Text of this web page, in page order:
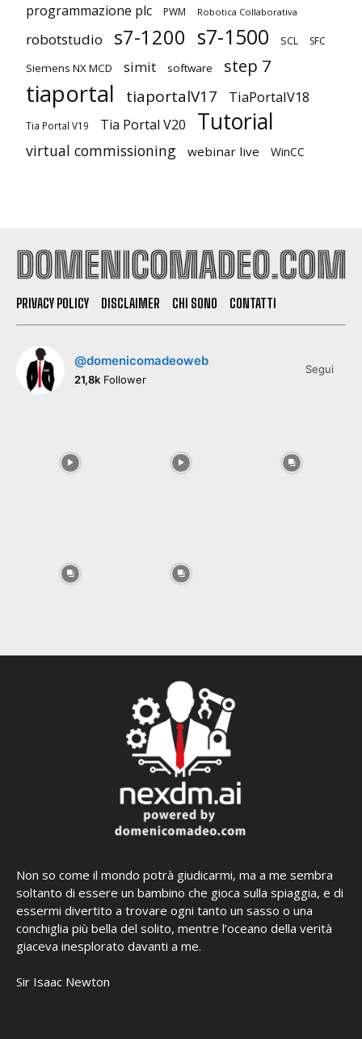
programmazione plc PWM Robotica Collaborativa
robotstudio s7-1200 s7-1500 SCL SFC
Siemens NX MCD simit software step 7
tiaportal tiaportalV17 TiaPortalV18
Tia Portal V19 Tia Portal V20 Tutorial
virtual commissioning webinar live WinCC
PRIVACY POLICY DISCLAIMER CHI SONO CONTATTI
@domenicomadeoweb
21,8k Follower
Segui
Non so come il mondo potrà giudicarmi, ma a me sembra
soltanto di essere un bambino che gioca sulla spiaggia, e di
essermi divertito a trovare ogni tanto un sasso o una
conchiglia più bella del solito, mentre l’oceano della verità
giaceva inesplorato davanti a me.
Sir Isaac Newton